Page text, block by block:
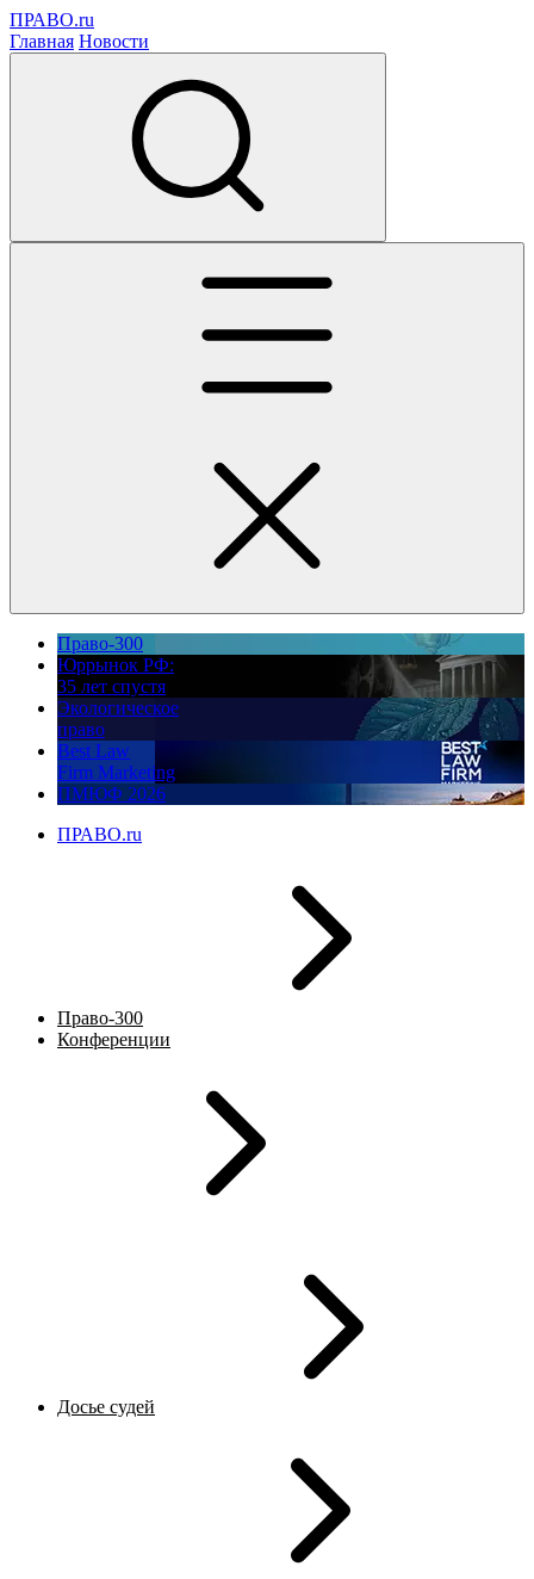
ПРАВО.ru
Главная Новости
Право-300
Юррынок РФ:
35 лет спустя
Экологическое
право
Best Law
Firm Marketing
ПМЮФ 2026
ПРАВО.ru
Право-300
Конференции
Досье судей